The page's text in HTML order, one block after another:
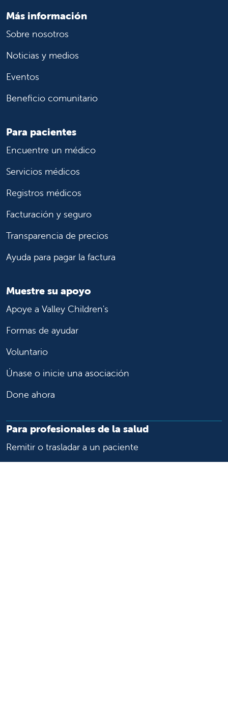
Más información
Sobre nosotros
Noticias y medios
Eventos
Beneficio comunitario
Para pacientes
Encuentre un médico
Servicios médicos
Registros médicos
Facturación y seguro
Transparencia de precios
Ayuda para pagar la factura
Muestre su apoyo
Apoye a Valley Children's
Formas de ayudar
Voluntario
Únase o inicie una asociación
Done ahora
Para profesionales de la salud
Remitir o trasladar a un paciente